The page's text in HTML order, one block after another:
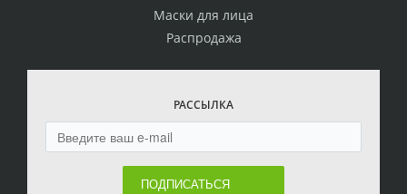
Маски для лица
Распродажа
РАССЫЛКА
ПОДПИСАТЬСЯ